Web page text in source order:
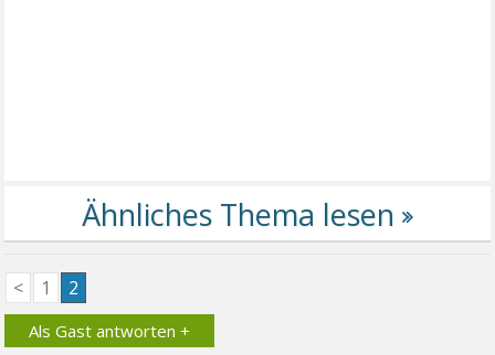
< 1 2
Als Gast antworten +